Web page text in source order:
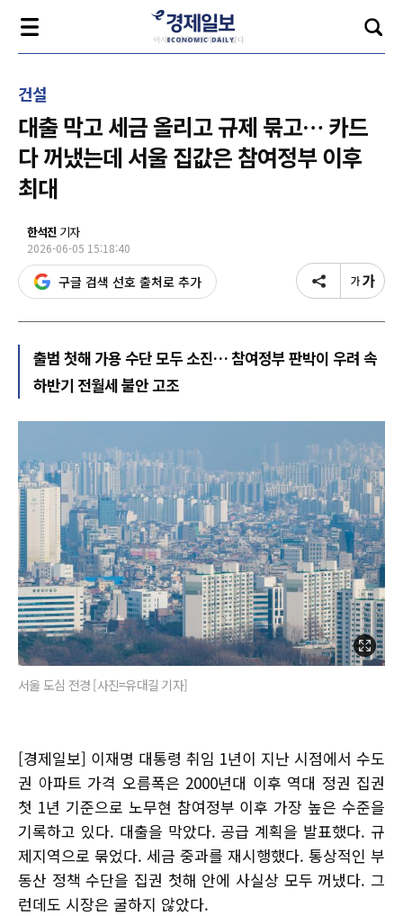
건설
대출 막고 세금 올리고 규제 묶고… 카드
다 꺼냈는데 서울 집값은 참여정부 이후
최대
한석진 기자
2026-06-05 15:18:40
구글 검색 선호 출처로 추가
출범 첫해 가용 수단 모두 소진… 참여정부 판박이 우려 속
하반기 전월세 불안 고조
서울 도심 전경 [사진=유대길 기자]
[경제일보] 이재명 대통령 취임 1년이 지난 시점에서 수도
권 아파트 가격 오름폭은 2000년대 이후 역대 정권 집권
첫 1년 기준으로 노무현 참여정부 이후 가장 높은 수준을
기록하고 있다. 대출을 막았다. 공급 계획을 발표했다. 규
제지역으로 묶었다. 세금 중과를 재시행했다. 통상적인 부
동산 정책 수단을 집권 첫해 안에 사실상 모두 꺼냈다. 그
런데도 시장은 굴하지 않았다.